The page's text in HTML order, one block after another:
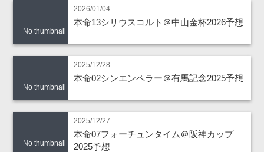
No thumbnail
2026/01/04
本命13シリウスコルト＠中山金杯2026予想
No thumbnail
2025/12/28
本命02シンエンペラー＠有馬記念2025予想
No thumbnail
2025/12/27
本命07フォーチュンタイム＠阪神カップ
2025予想